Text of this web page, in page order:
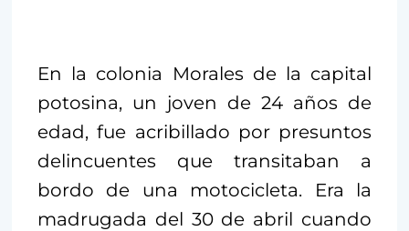
En la colonia Morales de la capital
potosina, un joven de 24 años de
edad, fue acribillado por presuntos
delincuentes que transitaban a
bordo de una motocicleta. Era la
madrugada del 30 de abril cuando